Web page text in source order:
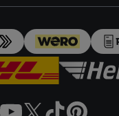
Utiq („consenthub“)
Sie in den
notwendiger
vorgenannten
Sie in unseren